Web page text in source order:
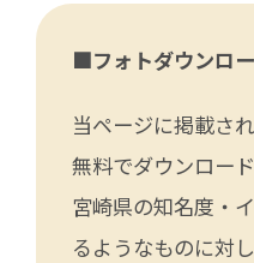
■フォトダウンロ
当ページに掲載さ
無料でダウンロード
宮崎県の知名度・
るようなものに対